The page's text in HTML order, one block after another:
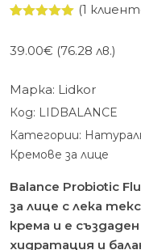
базирано
оценки
(1
39.00€ (76.28 лв.)
Марка: Lidkor
Код: LIDBALANCE
Категории:
Кремове за лице
Balance Probiotic
за лице с лека
крема и е
хидратация и